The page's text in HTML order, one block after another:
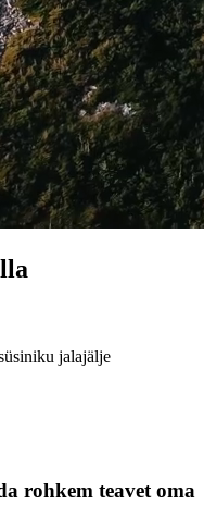
jalajälje
rohkem teavet oma